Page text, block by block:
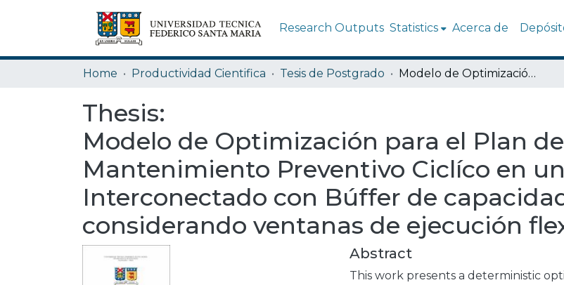
Research Outputs Statistics Acerca de
Home Productividad Cientifica Tesis de Postgrado Modelo de Optimización para el Plan de Mantenimiento Preventivo Ciclíco en un Sistema Interconectado con Búffer de capacidad finita, considerando ventanas de ejecución flexibles
Thesis:
Modelo de Optimización para el Plan de
Mantenimiento Preventivo Ciclíco en
Interconectado con Búffer de
considerando ventanas de ejecución
Abstract
This work presents a deterministic